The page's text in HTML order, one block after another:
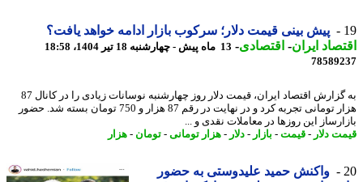
پیش بینی قیمت دلار؛ سرکوب بازار ادامه خواهد یافت؟
ایران- اقتصادی-13 ماه پیش - چهارشنبه 18 تیر 1404، 18:58
به گزارش اقتصاد ایران، قیمت دلار روز چهارشنبه نوسانات زیادی را در کانال 87
هزار تومانی تجربه کرد و در نهایت در رقم 87 هزار و 750 تومان بسته شد. حضور
این روزها در معاملات نقدی و ...
دلار-قیمت-بازار - دلار-هزار تومانی-تومان-هزار
واکنش حمید علیدوستی به حضور